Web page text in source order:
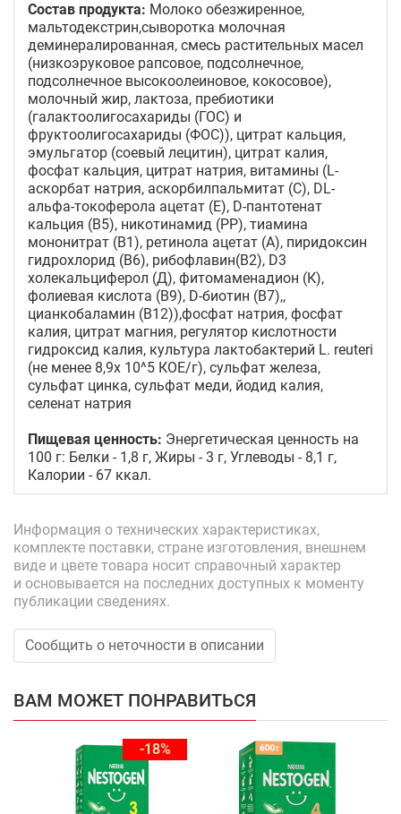
Состав продукта: Молоко обезжиренное,
мальтодекстрин,сыворотка молочная
деминералированная, смесь растительных масел
(низкоэруковое рапсовое, подсолнечное,
подсолнечное высокоолеиновое, кокосовое),
молочный жир, лактоза, пребиотики
(галактоолигосахариды (ГОС) и
фруктоолигосахариды (ФОС)), цитрат кальция,
эмульгатор (соевый лецитин), цитрат калия,
фосфат кальция, цитрат натрия, витамины (L-
аскорбат натрия, аскорбилпальмитат (С), DL-
альфа-токоферола ацетат (Е), D-пантотенат
кальция (B5), никотинамид (PP), тиамина
мононитрат (B1), ретинола ацетат (A), пиридоксин
гидрохлорид (B6), рибофлавин(B2), D3
холекальциферол (Д), фитомаменадион (К),
фолиевая кислота (В9), D-биотин (B7),,
цианкобаламин (В12)),фосфат натрия, фосфат
калия, цитрат магния, регулятор кислотности
гидроксид калия, культура лактобактерий L. reuteri
(не менее 8,9х 10^5 КОЕ/г), сульфат железа,
сульфат цинка, сульфат меди, йодид калия,
селенат натрия
Пищевая ценность: Энергетическая ценность на
100 г: Белки - 1,8 г, Жиры - 3 г, Углеводы - 8,1 г,
Калории - 67 ккал.
Информация о технических характеристиках,
комплекте поставки, стране изготовления, внешнем
виде и цвете товара носит справочный характер
и основывается на последних доступных к моменту
публикации сведениях.
Сообщить о неточности в описании
ВАМ МОЖЕТ ПОНРАВИТЬСЯ
-18%